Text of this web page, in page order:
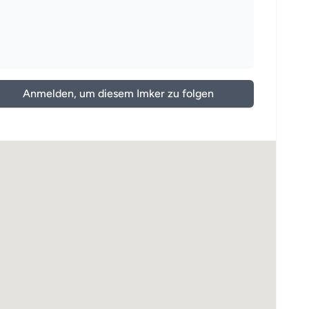
Anmelden, um diesem Imker zu folgen